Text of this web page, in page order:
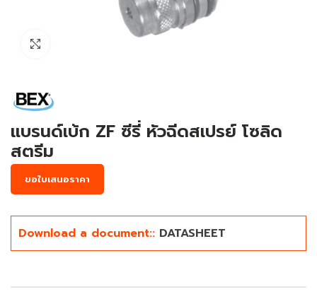
แบรนด์เบ้ก ZF ซีรี่ หัวฉีดสเปรย์ โซลิด
สตรีม
ขอใบเสนอราคา
Download a document:: DATASHEET